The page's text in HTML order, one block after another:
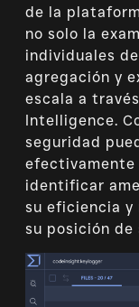
de la
no solo la
individuales
agregación y
escala a
Intelligence.
seguridad
efectivamente
identificar
su eficiencia
su posición de